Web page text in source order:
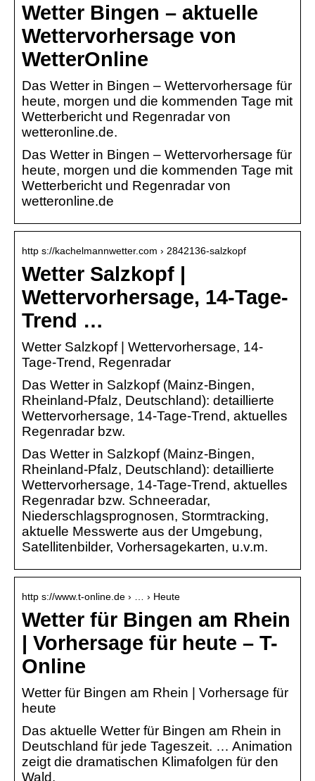
Wetter Bingen – aktuelle
Wettervorhersage von
WetterOnline
Das Wetter in Bingen – Wettervorhersage für
heute, morgen und die kommenden Tage mit
Wetterbericht und Regenradar von
wetteronline.de.
Das Wetter in Bingen – Wettervorhersage für
heute, morgen und die kommenden Tage mit
Wetterbericht und Regenradar von
wetteronline.de
http s://kachelmannwetter.com › 2842136-salzkopf
Wetter Salzkopf |
Wettervorhersage, 14-Tage-
Trend …
Wetter Salzkopf | Wettervorhersage, 14-
Tage-Trend, Regenradar
Das Wetter in Salzkopf (Mainz-Bingen,
Rheinland-Pfalz, Deutschland): detaillierte
Wettervorhersage, 14-Tage-Trend, aktuelles
Regenradar bzw.
Das Wetter in Salzkopf (Mainz-Bingen,
Rheinland-Pfalz, Deutschland): detaillierte
Wettervorhersage, 14-Tage-Trend, aktuelles
Regenradar bzw. Schneeradar,
Niederschlagsprognosen, Stormtracking,
aktuelle Messwerte aus der Umgebung,
Satellitenbilder, Vorhersagekarten, u.v.m.
http s://www.t-online.de › … › Heute
Wetter für Bingen am Rhein
| Vorhersage für heute – T-
Online
Wetter für Bingen am Rhein | Vorhersage für
heute
Das aktuelle Wetter für Bingen am Rhein in
Deutschland für jede Tageszeit. … Animation
zeigt die dramatischen Klimafolgen für den
Wald.